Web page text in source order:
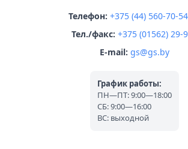
Телефон: +375 (44) 560-70-54
Тел./факс: +375 (01562) 29-
E-mail: gs@gs.by
График работы:
ПН—ПТ: 9:00—18:00
СБ: 9:00—16:00
ВС: выходной